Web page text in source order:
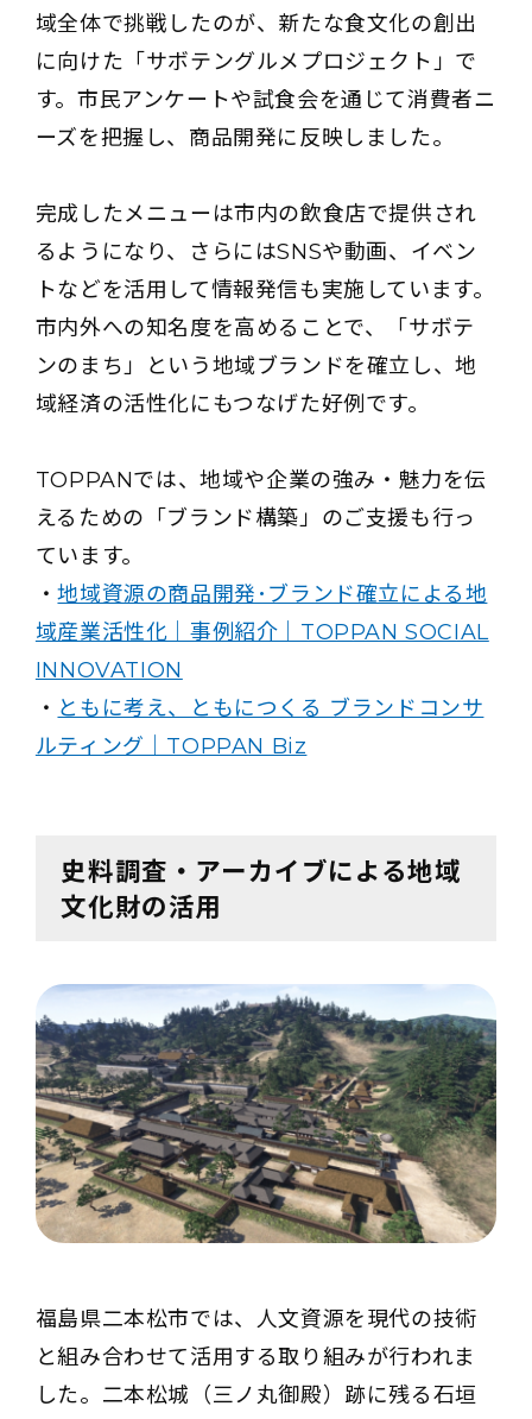
域全体で挑戦したのが、新たな食文化の創出
に向けた「サボテングルメプロジェクト」で
す。市民アンケートや試食会を通じて消費者ニ
ーズを把握し、商品開発に反映しました。
完成したメニューは市内の飲食店で提供され
るようになり、さらにはSNSや動画、イベン
トなどを活用して情報発信も実施しています。
市内外への知名度を高めることで、「サボテ
ンのまち」という地域ブランドを確立し、地
域経済の活性化にもつなげた好例です。
TOPPANでは、地域や企業の強み・魅力を伝
えるための「ブランド構築」のご支援も行っ
ています。
・地域資源の商品開発･ブランド確立による地
域産業活性化｜事例紹介｜TOPPAN SOCIAL
INNOVATION
・ ともに考え、ともにつくる ブランドコンサ
ルティング｜TOPPAN Biz
史料調査・アーカイブによる地域
文化財の活用
福島県二本松市では、人文資源を現代の技術
と組み合わせて活用する取り組みが行われま
した。二本松城（三ノ丸御殿）跡に残る石垣